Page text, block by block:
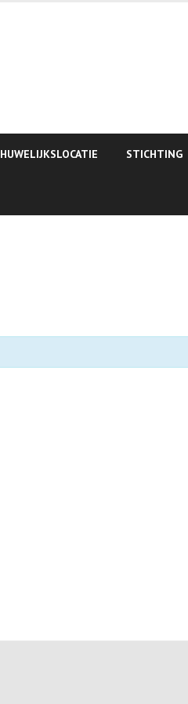
HUWELIJKSLOCATIE STICHTING